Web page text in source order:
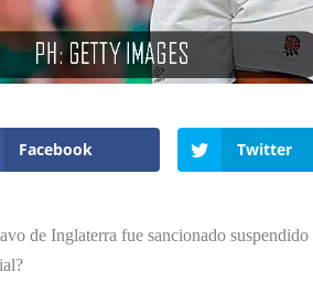
Facebook Twitter
de Inglaterra fue sancionado